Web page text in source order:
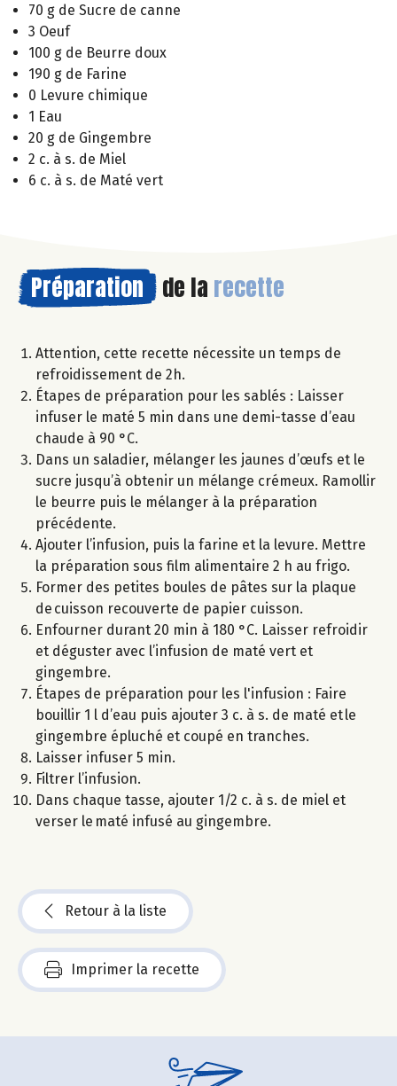
70 g de Sucre de canne
3 Oeuf
100 g de Beurre doux
190 g de Farine
0 Levure chimique
1 Eau
20 g de Gingembre
2 c. à s. de Miel
6 c. à s. de Maté vert
Préparation de la recette
Attention, cette recette nécessite un temps de
refroidissement de 2h.
Étapes de préparation pour les sablés : Laisser
infuser le maté 5 min dans une demi-tasse d’eau
chaude à 90 °C.
Dans un saladier, mélanger les jaunes d’œufs et le
sucre jusqu’à obtenir un mélange crémeux. Ramollir
le beurre puis le mélanger à la préparation
précédente.
Ajouter l’infusion, puis la farine et la levure. Mettre
la préparation sous film alimentaire 2 h au frigo.
Former des petites boules de pâtes sur la plaque
de cuisson recouverte de papier cuisson.
Enfourner durant 20 min à 180 °C. Laisser refroidir
et déguster avec l’infusion de maté vert et
gingembre.
Étapes de préparation pour les l'infusion : Faire
bouillir 1 l d’eau puis ajouter 3 c. à s. de maté et le
gingembre épluché et coupé en tranches.
Laisser infuser 5 min.
Filtrer l’infusion.
Dans chaque tasse, ajouter 1/2 c. à s. de miel et
verser le maté infusé au gingembre.
Retour à la liste
Imprimer la recette